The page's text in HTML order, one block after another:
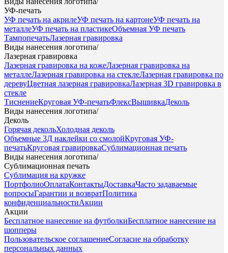
УФ-печать
УФ печать на акрилеУФ печать на картонеУФ печать на
металлеУФ печать на пластикеОбъемная УФ печать
ТампопечатьЛазерная гравировка
Виды нанесения логотипа/
Лазерная гравировка
Лазерная гравировка на кожеЛазерная гравировка на
металлеЛазерная гравировка на стеклеЛазерная гравировка по
деревуЦветная лазерная гравировкаЛазерная 3D гравировка в
стекле
ТиснениеКруговая УФ-печатьФлексВышивкаДеколь
Виды нанесения логотипа/
Деколь
Горячая декольХолодная деколь
Объемные 3Д наклейки со смолойКруговая УФ-
печатьКруговая гравировкаСублимационная печать
Виды нанесения логотипа/
Сублимационная печать
Сублимация на кружке
ПортфолиоОплатаКонтактыДоставкаЧасто задаваемые
вопросыГарантии и возвратПолитика
конфиденциальностиАкции
Акции
Бесплатное нанесение на футболкиБесплатное нанесение на
шопперы
Пользовательское соглашениеСогласие на обработку
персональных данных